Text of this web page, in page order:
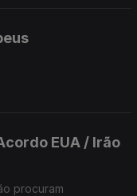
EUA / Irão
procuram